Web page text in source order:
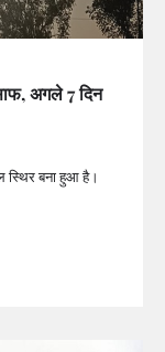
अगले 7 दिन
बना हुआ है।